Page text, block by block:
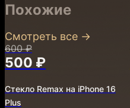
Похожие
Смотреть все →
600 ₽
500 ₽
Стекло Remax на iPhone 16
Plus